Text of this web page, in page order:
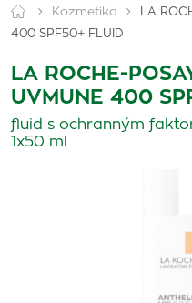
Kozmetika
LA
400 SPF50+ FLUID
LA ROCHE-
UVMUNE 400
fluid s ochranným
1x50 ml